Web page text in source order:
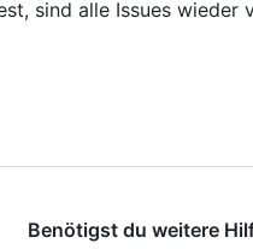
sind alle Issues wieder
Benötigst du weitere